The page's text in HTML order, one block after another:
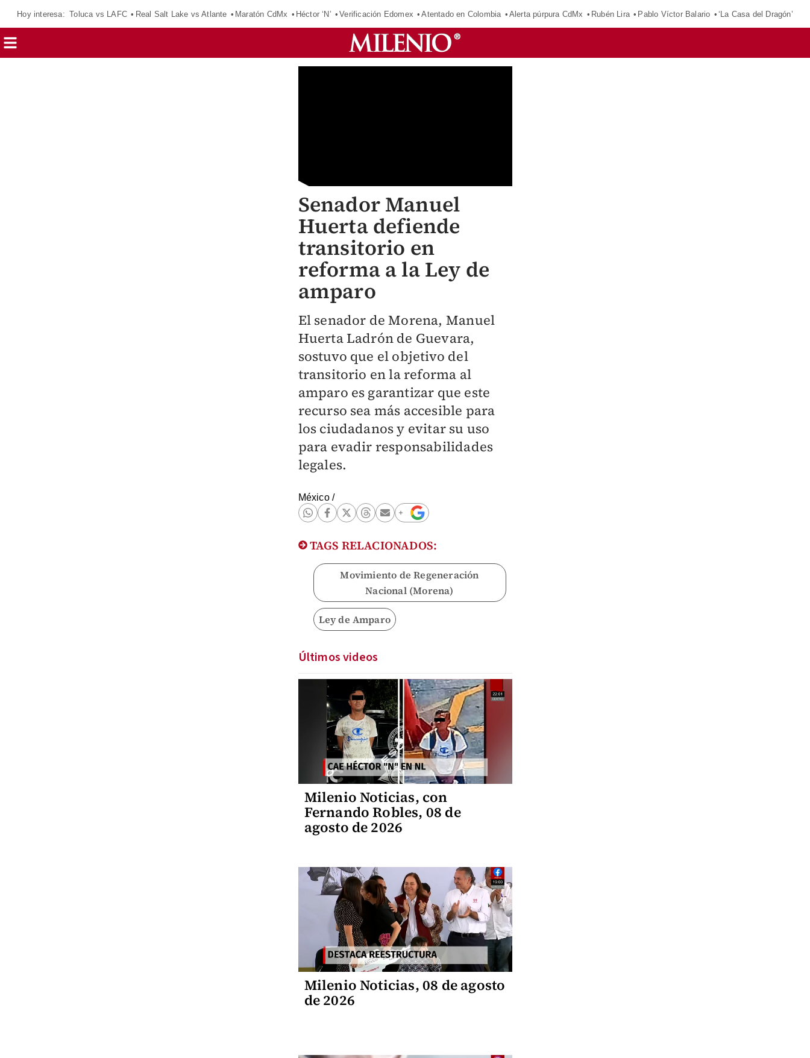
Hoy interesa: Toluca vs LAFC Real Salt Lake vs Atlante Maratón CdMx Héctor ‘N’ Verificación Edomex Atentado en Colombia Alerta púrpura CdMx Rubén Lira Pablo Víctor Balario ‘La Casa del Dragón’
Senador Manuel
Huerta defiende
transitorio en
reforma a la Ley de
amparo
El senador de Morena, Manuel
Huerta Ladrón de Guevara,
sostuvo que el objetivo del
transitorio en la reforma al
amparo es garantizar que este
recurso sea más accesible para
los ciudadanos y evitar su uso
para evadir responsabilidades
legales.
México/
TAGS RELACIONADOS:
Movimiento de Regeneración
Nacional (Morena)
Ley de Amparo
Últimos videos
Milenio Noticias, con
Fernando Robles, 08 de
agosto de 2026
Milenio Noticias, 08 de agosto
de 2026